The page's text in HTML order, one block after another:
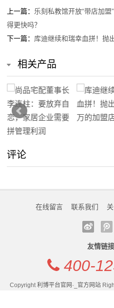
上一篇： 乐刻私教馆开放“带店加盟
得更快吗？
下一篇： 库迪继续和瑞幸血拼！抛
相关产品
评论
在线留言 联系我们
友情链接
400-
Copyright 利博平台官网·_官方网站